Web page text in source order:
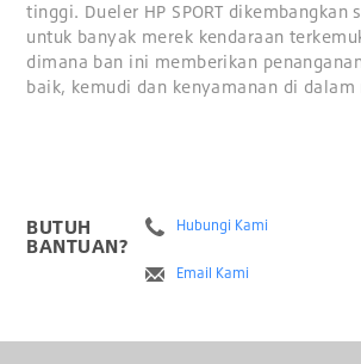
tinggi. Dueler HP SPORT dikembangkan
untuk banyak merek kendaraan
dimana ban ini memberikan
baik, kemudi dan kenyamanan di
BUTUH
BANTUAN?
Hubungi Kami
Email Kami